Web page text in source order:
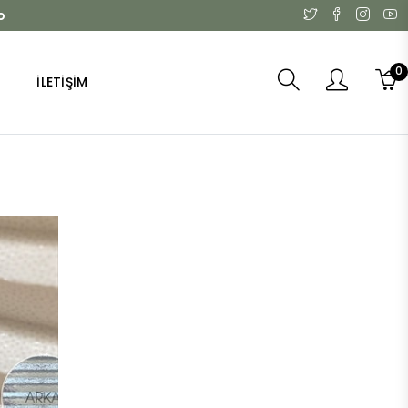
İLETIŞIM
0